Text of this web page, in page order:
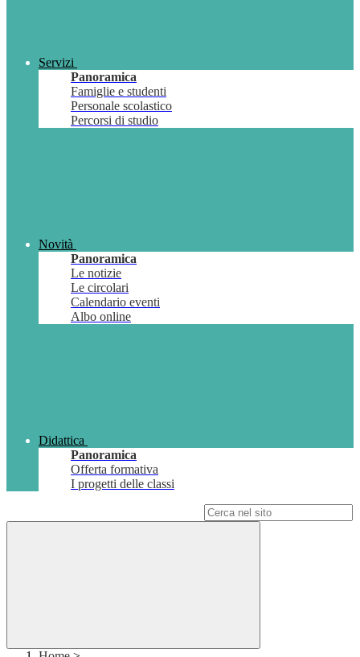
Servizi
Panoramica
Famiglie e studenti
Personale scolastico
Percorsi di studio
Novità
Panoramica
Le notizie
Le circolari
Calendario eventi
Albo online
Didattica
Panoramica
Offerta formativa
I progetti delle classi